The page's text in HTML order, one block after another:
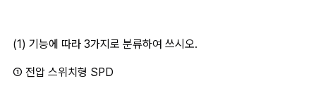
(1) 기능에 따라 3가지로 분류하여 쓰시오.
① 전압 스위치형 SPD